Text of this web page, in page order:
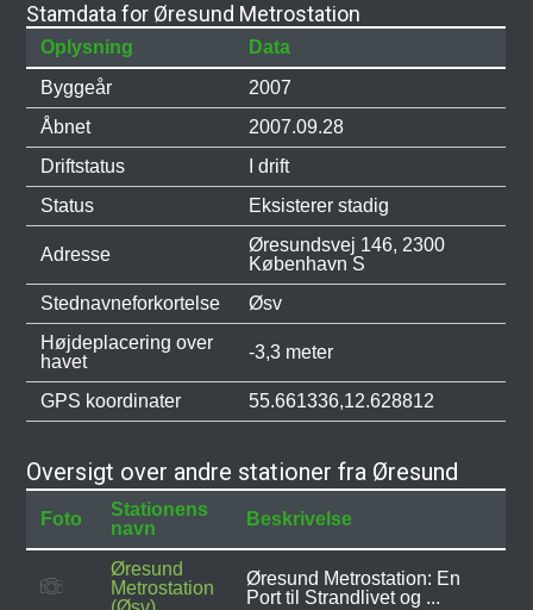
Stamdata for Øresund Metrostation
Oplysning
Data
Byggeår
2007
Åbnet
2007.09.28
Driftstatus
I drift
Status
Eksisterer stadig
Adresse
Øresundsvej 146, 2300
København S
Stednavneforkortelse
Øsv
Højdeplacering over
havet
-3,3 meter
GPS koordinater 55.661336,12.628812
Oversigt over andre stationer fra Øresund
Foto
Stationens
navn
Beskrivelse
Øresund
Metrostation
Øresund Metrostation: En
Port til Strandlivet og ...